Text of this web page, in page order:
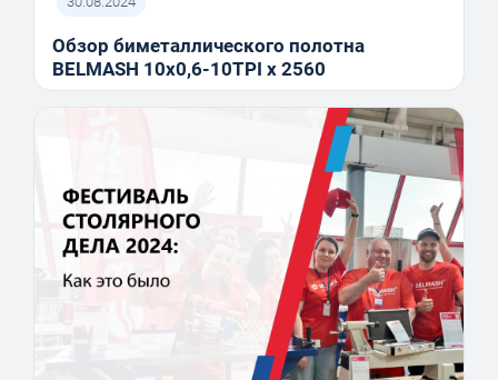
Обзор биметаллического полотна
BELMASH 10x0,6-10TPI x 2560